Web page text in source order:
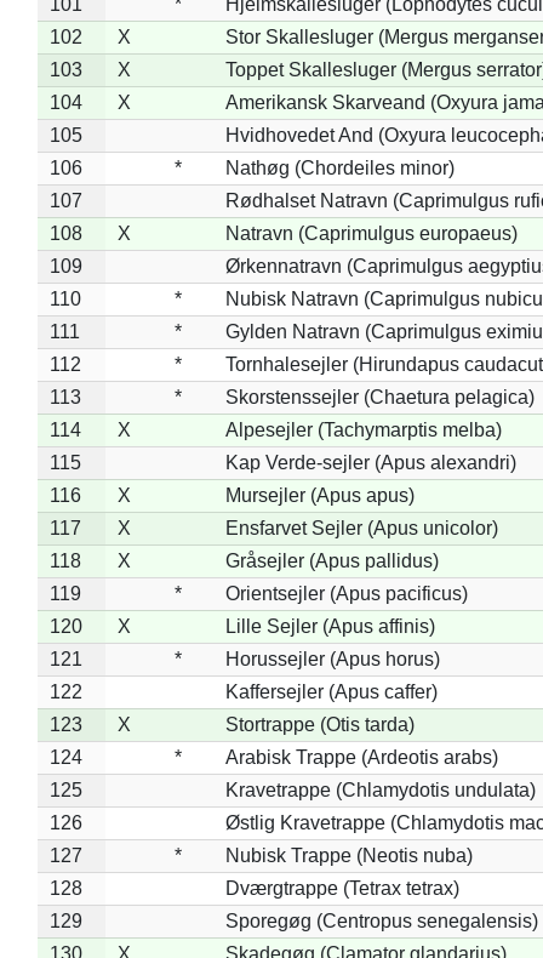
102
X
Stor Skallesluger (Mergus
103
X
Toppet Skallesluger (Mergus
104
X
Amerikansk Skarveand (Oxyura
105
Hvidhovedet And (Oxyura
106
*
Nathøg (Chordeiles minor)
107
Rødhalset Natravn (Caprimulgus
108
X
Natravn (Caprimulgus europaeus)
109
Ørkennatravn (Caprimulgus
110
*
Nubisk Natravn (Caprimulgus
111
*
Gylden Natravn (Caprimulgus
112
*
Tornhalesejler (Hirundapus
113
*
Skorstenssejler (Chaetura pelagica)
114
X
Alpesejler (Tachymarptis melba)
115
Kap Verde-sejler (Apus alexandri)
116
X
Mursejler (Apus apus)
117
X
Ensfarvet Sejler (Apus unicolor)
118
X
Gråsejler (Apus pallidus)
119
*
Orientsejler (Apus pacificus)
120
X
Lille Sejler (Apus affinis)
121
*
Horussejler (Apus horus)
122
Kaffersejler (Apus caffer)
123
X
Stortrappe (Otis tarda)
124
*
Arabisk Trappe (Ardeotis arabs)
125
Kravetrappe (Chlamydotis undulata)
126
Østlig Kravetrappe (Chlamydotis
127
*
Nubisk Trappe (Neotis nuba)
128
Dværgtrappe (Tetrax tetrax)
129
Sporegøg (Centropus senegalensis)
130
X
Skadegøg (Clamator glandarius)